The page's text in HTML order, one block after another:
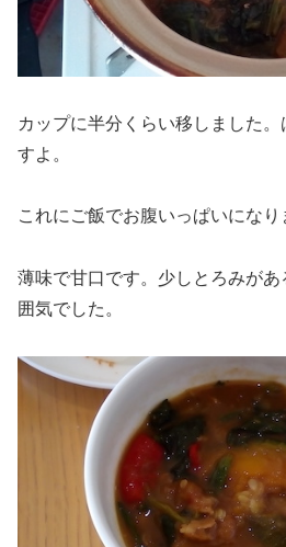
カップに半分くらい移しました
すよ。
これにご飯でお腹いっぱいになり
薄味で甘口です。少しとろみが
囲気でした。